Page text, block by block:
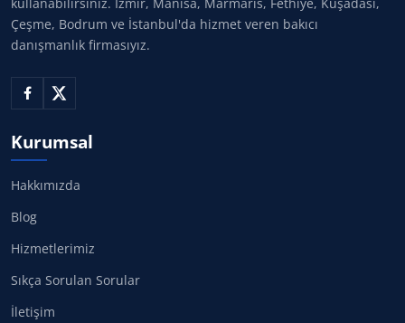
Çeşme, Bodrum ve İstanbul'da hizmet veren bakıcı
danışmanlık firmasıyız.
Kurumsal
Hakkımızda
Blog
Hizmetlerimiz
Sıkça Sorulan Sorular
İletişim